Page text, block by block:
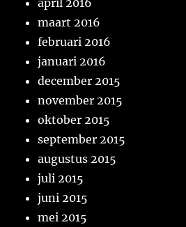
april 2016
maart 2016
februari 2016
januari 2016
december 2015
november 2015
oktober 2015
september 2015
augustus 2015
juli 2015
juni 2015
mei 2015